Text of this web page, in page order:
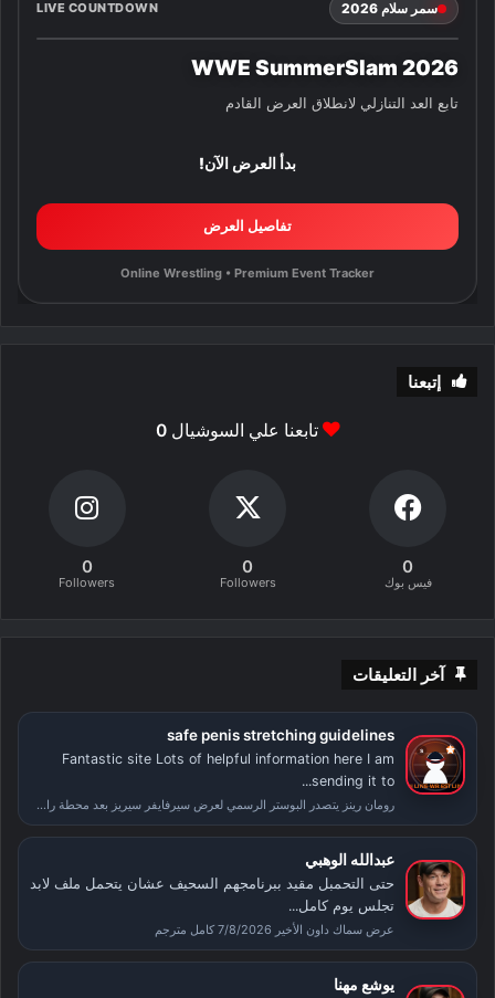
سمر سلام 2026 LIVE COUNTDOWN
WWE SummerSlam 2026
تابع العد التنازلي لانطلاق العرض القادم
بدأ العرض الآن!
تفاصيل العرض
Online Wrestling • Premium Event Tracker
إتبعنا
تابعنا علي السوشيال0
0
فيس بوك
0
Followers
0
Followers
آخر التعليقات
safe penis stretching guidelines
Fantastic site Lots of helpful information here I am
sending it to...
رومان رينز يتصدر البوستر الرسمي لعرض سيرفايفر سيريز بعد محطة راسلمينيا
عبدالله الوهبي
حتى التحمبل مقيد ببرنامجهم السحيف عشان يتحمل ملف لابد
تجلس يوم كامل...
عرض سماك داون الأخير 7/8/2026 كامل مترجم
يوشع مهنا